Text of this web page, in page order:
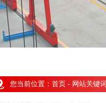
您当前位置： 首页 - 网站关键词